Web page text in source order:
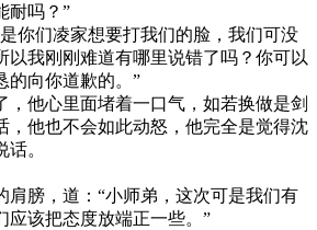
耐吗？”
你们凌家想要打我们的脸，我们可没
以我刚刚难道有哪里说错了吗？你可以
的向你道歉的。”
，他心里面堵着一口气，如若换做是剑
，他也不会如此动怒，他完全是觉得沈
。
肩膀，道：“小师弟，这次可是我们有
应该把态度放端正一些。”